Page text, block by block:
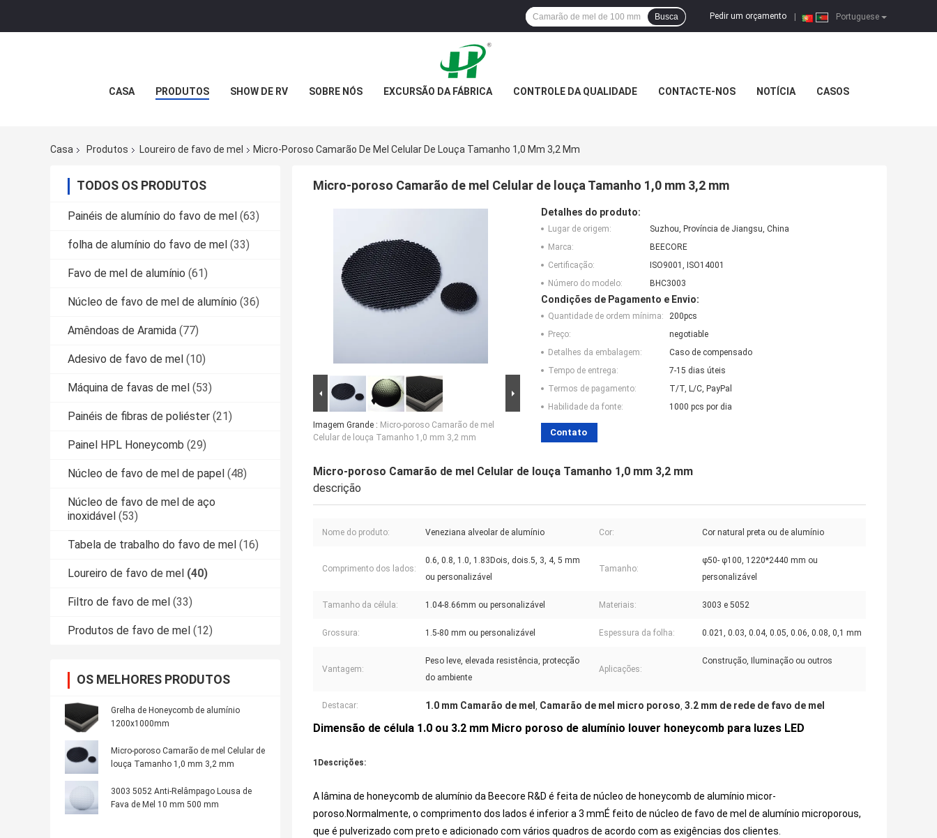
Portuguese
Pedir um orçamento
Busca
CASA PRODUTOS SHOW DE RV SOBRE NÓS EXCURSÃO DA FÁBRICA CONTROLE DA QUALIDADE CONTACTE-NOS NOTÍCIA CASOS
Casa Produtos Loureiro de favo de mel Micro-Poroso Camarão De Mel Celular De Louça Tamanho 1,0 Mm 3,2 Mm
TODOS OS PRODUTOS
Painéis de alumínio do favo de mel (63)
folha de alumínio do favo de mel (33)
Favo de mel de alumínio (61)
Núcleo de favo de mel de alumínio (36)
Amêndoas de Aramida (77)
Adesivo de favo de mel (10)
Máquina de favas de mel (53)
Painéis de fibras de poliéster (21)
Painel HPL Honeycomb (29)
Núcleo de favo de mel de papel (48)
Núcleo de favo de mel de aço
inoxidável (53)
Tabela de trabalho do favo de mel (16)
Loureiro de favo de mel (40)
Filtro de favo de mel (33)
Produtos de favo de mel (12)
OS MELHORES PRODUTOS
Grelha de Honeycomb de alumínio
1200x1000mm
Micro-poroso Camarão de mel Celular de
louça Tamanho 1,0 mm 3,2 mm
3003 5052 Anti-Relâmpago Lousa de
Fava de Mel 10 mm 500 mm
Micro-poroso Camarão de mel Celular de louça Tamanho 1,0 mm 3,2 mm
Imagem Grande : Micro-poroso Camarão de mel
Celular de louça Tamanho 1,0 mm 3,2 mm
Detalhes do produto:
Lugar de origem:
Suzhou, Província de Jiangsu, China
Marca:
BEECORE
Certificação:
ISO9001, ISO14001
Número do modelo:
BHC3003
Condições de Pagamento e Envio:
Quantidade de ordem mínima:
200pcs
Preço:
negotiable
Detalhes da embalagem:
Caso de compensado
Tempo de entrega:
7-15 dias úteis
Termos de pagamento:
T/T, L/C, PayPal
Habilidade da fonte:
1000 pcs por dia
Contato
Micro-poroso Camarão de mel Celular de louça Tamanho 1,0 mm 3,2 mm
descrição
Nome do produto: Veneziana alveolar de alumínio Cor: Cor natural preta ou de alumínio
Comprimento dos lados:
0.6, 0.8, 1.0, 1.83Dois, dois.5, 3, 4, 5 mm
ou personalizável
Tamanho:
φ50- φ100, 1220*2440 mm ou
personalizável
Tamanho da célula: 1.04-8.66mm ou personalizável Materiais: 3003 e 5052
Grossura: 1.5-80 mm ou personalizável Espessura da folha: 0.021, 0.03, 0.04, 0.05, 0.06, 0.08, 0,1 mm
Vantagem:
Peso leve, elevada resistência, protecção
do ambiente
Aplicações:
Construção, Iluminação ou outros
Destacar: 1.0 mm Camarão de mel , Camarão de mel micro poroso, 3.2 mm de rede de favo de mel
Dimensão de célula 1.0 ou 3.2 mm Micro poroso de alumínio louver honeycomb para luzes LED
1Descrições:
A lâmina de honeycomb de alumínio da Beecore R&D é feita de núcleo de honeycomb de alumínio micor-
poroso.Normalmente, o comprimento dos lados é inferior a 3 mmÉ feito de núcleo de favo de mel de alumínio microporous,
que é pulverizado com preto e adicionado com vários quadros de acordo com as exigências dos clientes.